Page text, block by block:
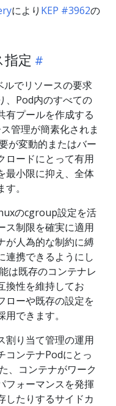
により KEP #3962の
定
ルでリソースの要求
、Pod内のすべての
有プールを作成する
管理が簡素化されま
が変動的またはバー
ロードにとって有用
最小限に抑え、全体
。
のcgroup設定を活
ス制限を確実に適用
が人為的な制約に縛
連携できるようにし
は既存のコンテナレ
換性を維持してお
ローや既存の設定を
できます。
割り当て管理の運用
コンテナPodにとっ
、コンテナがワーク
フォーマンスを発揮
したりするサイドカ